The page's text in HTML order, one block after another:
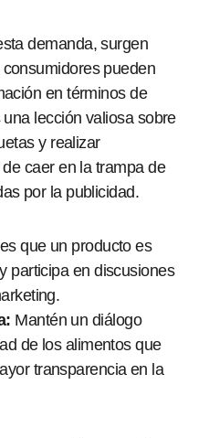
demanda, surgen
pueden
en términos de
lección valiosa sobre
y realizar
caer en la trampa de
por la publicidad.
que un producto es
participa en discusiones
Mantén un diálogo
de los alimentos que
transparencia en la